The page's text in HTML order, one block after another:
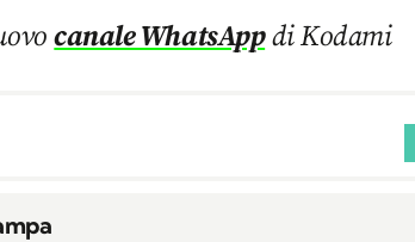
canale WhatsAppdi Kodami